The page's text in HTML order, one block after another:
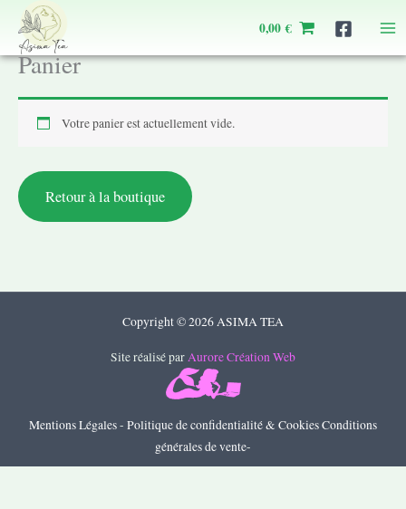
Aller
contenu
0,00€
Panier
Votre panier est actuellement vide.
Retour à la boutique
Copyright © 2026 ASIMA TEA
Site réalisé par Aurore Création Web
Mentions Légales- Politique de confidentialité & CookiesConditions
générales de vente-